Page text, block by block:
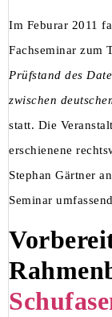
Im Feburar 2011
Fachseminar zum
Prüfstand des
zwischen
statt. Die
erschienene
Stephan Gärtner
Seminar